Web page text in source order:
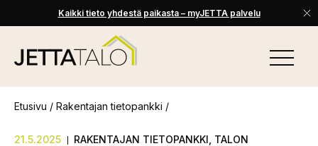
Kaikki tieto yhdestä paikasta – myJETTA palvelu
content
VALIKKO
Etusivu / Rakentajan tietopankki /
21.5.2025 RAKENTAJAN TIETOPANKKI TALON